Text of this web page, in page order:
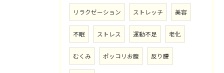
リラクゼーション ストレッチ 美容
不眠 ストレス 運動不足 老化
むくみ ポッコリお腹 反り腰